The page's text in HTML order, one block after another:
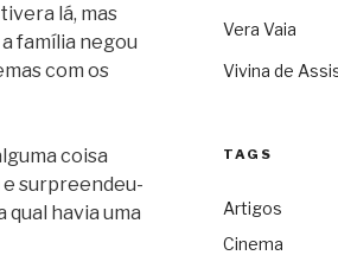
lá, mas
família negou
com os
coisa
e surpreendeu-
havia uma
Vera Vaia
Vivina de
TAGS
Artigos
Cinema